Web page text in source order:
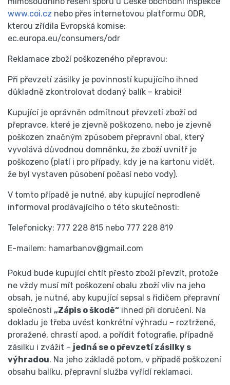
www.coi.cz nebo přes internetovou platformu ODR,
kterou zřídila Evropská komise:
ec.europa.eu/consumers/odr
Reklamace zboží poškozeného přepravou:
Při převzetí zásilky je povinností kupujícího ihned
důkladně zkontrolovat dodaný balík – krabici!
Kupující je oprávněn odmítnout převzetí zboží od
přepravce, které je zjevně poškozeno, nebo je zjevně
poškozen značným způsobem přepravní obal, který
vyvolává důvodnou domněnku, že zboží uvnitř je
poškozeno (platí i pro případy, kdy je na kartonu vidět,
že byl vystaven působení počasí nebo vody).
V tomto případě je nutné, aby kupující neprodleně
informoval prodávajícího o této skutečnosti:
Telefonicky: 777 228 815 nebo 777 228 819
E-mailem: hamarbanov@gmail.com
Pokud bude kupující chtít přesto zboží převzít, protože
ne vždy musí mít poškození obalu zboží vliv na jeho
obsah, je nutné, aby kupující sepsal s řidičem přepravní
společnosti „Zápis o škodě“ ihned při doručení. Na
dokladu je třeba uvést konkrétní výhradu – roztržené,
proražené, chrastí apod. a pořídit fotografie, případně
zásilku i zvážit – jedná se o převzetí zásilky s
výhradou. Na jeho základě potom, v případě poškození
obsahu balíku, přepravní služba vyřídí reklamaci.